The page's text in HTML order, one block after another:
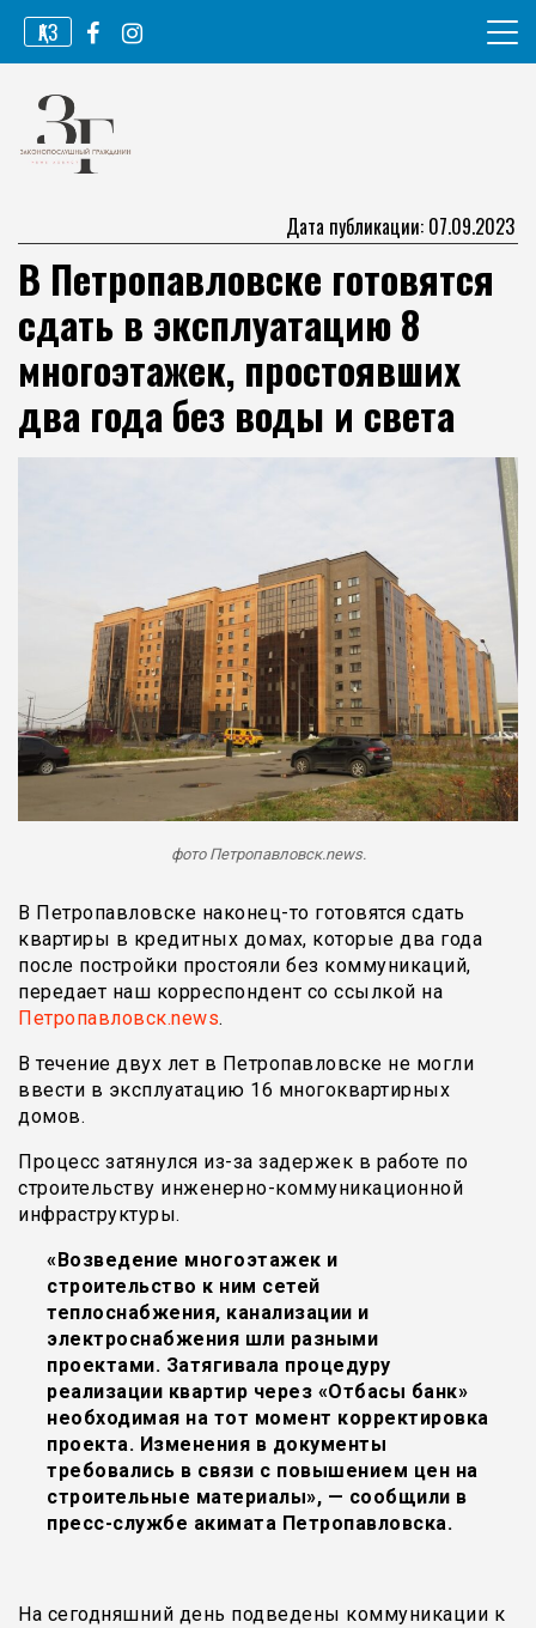
Перейти
содержимому
ҚАЗ
Законопослушный гражданин
Дата публикации: 07.09.2023
В Петропавловске готовятся
сдать в эксплуатацию 8
многоэтажек, простоявших
два года без воды и света
фото Петропавловск.news.
В Петропавловске наконец-то готовятся сдать
квартиры в кредитных домах, которые два года
после постройки простояли без коммуникаций,
передает наш корреспондент со ссылкой на
Петропавловск.news.
В течение двух лет в Петропавловске не могли
ввести в эксплуатацию 16 многоквартирных
домов.
Процесс затянулся из-за задержек в работе по
строительству инженерно-коммуникационной
инфраструктуры.
«Возведение многоэтажек и
строительство к ним сетей
теплоснабжения, канализации и
электроснабжения шли разными
проектами. Затягивала процедуру
реализации квартир через «Отбасы банк»
необходимая на тот момент корректировка
проекта. Изменения в документы
требовались в связи с повышением цен на
строительные материалы», — сообщили в
пресс-службе акимата Петропавловска.
На сегодняшний день подведены коммуникации к